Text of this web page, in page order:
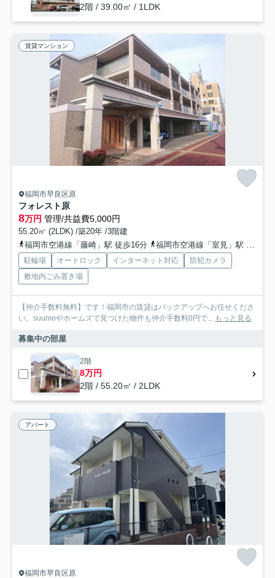
2階 / 39.00㎡ / 1LDK
賃貸マンション
福岡市早良区原
フォレスト原
8万円 管理/共益費5,000円
55.20㎡ (2LDK) /築20年 /3階建
福岡市空港線「藤崎」駅 徒歩16分
福岡市空港線「室見」駅 徒歩20分
駐輪場 オートロック インターネット対応
防犯カメラ
敷地内ごみ置き場
【仲介手数料無料】です！福岡市の賃貸はバックアップへお任せくださ
い。suumoやホームズで見つけた物件も仲介手数料0円で... もっと見る
募集中の部屋
2階
8万円
2階 / 55.20㎡ / 2LDK
アパート
福岡市早良区原